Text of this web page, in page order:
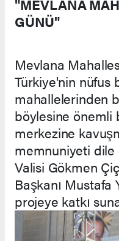
GÜNÜ"
Mevlana
Türkiye'nin nüfus
mahallelerinden
böylesine önemli
merkezine
memnuniyeti
Valisi Gökmen
Başkanı Mustafa
projeye katkı